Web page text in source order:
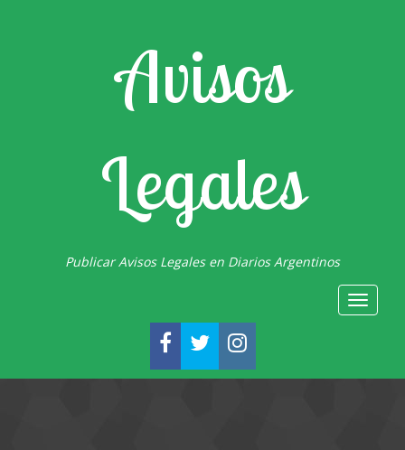
Avisos
Legales
Publicar Avisos Legales en Diarios Argentinos
Toggle
FACEBOOKTWITTERINSTAGRAM